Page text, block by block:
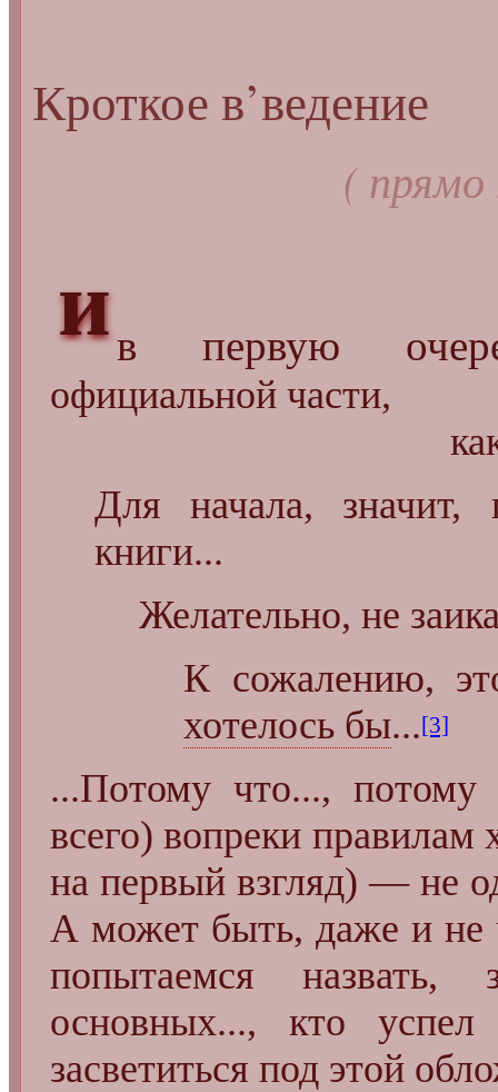
Кроткое в’ведение
( прямо
ив первую
официальной части,
как
Для начала, значит,
книги...
Желательно, не
К сожалению,
хотелось бы...[3]
...Потому что...,
всего) вопреки правилам
на первый взгляд) — не
А может быть, даже и не
попытаемся назвать,
основных..., кто успел
засветиться под этой